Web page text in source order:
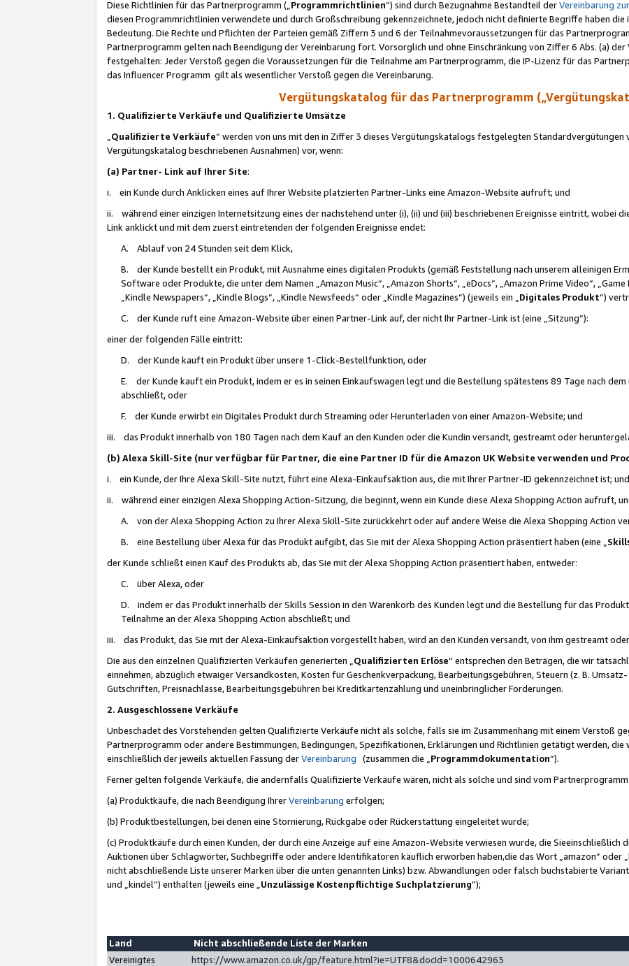
Diese Richtlinien für das Partnerprogramm („Programmrichtlinien“) sind durch Bezugnahme Bestandteil derVereinbarung
diesen Programmrichtlinien verwendete und durch Großschreibung gekennzeichnete, jedoch nicht definierte Begriffe haben die
Bedeutung. Die Rechte und Pflichten der Parteien gemäß Ziffern 3 und 6 der Teilnahmevoraussetzungen für das
Partnerprogramm gelten nach Beendigung der Vereinbarung fort. Vorsorglich und ohne Einschränkung von Ziffer 6 Abs. (a)
festgehalten: Jeder Verstoß gegen die Voraussetzungen für die Teilnahme am Partnerprogramm, die IP-Lizenz für das
das Influencer Programm gilt als wesentlicher Verstoß gegen die Vereinbarung.
Vergütungskatalog für das Partnerprogramm
1. Qualifizierte Verkäufe und Qualifizierte Umsätze
Qualifizierte Verkäufe“ werden von uns mit den in Ziffer 3 dieses Vergütungskatalogs festgelegten
Vergütungskatalog beschriebenen Ausnahmen) vor, wenn:
(a) Partner- Link auf Ihrer Site:
i. ein Kunde durch Anklicken eines auf Ihrer Website platzierten Partner-Links eine Amazon-Website aufruft; und
ii. während einer einzigen Internetsitzung eines der nachstehend unter (i), (ii) und (iii) beschriebenen Ereignisse eintritt, wobei
Link anklickt und mit dem zuerst eintretenden der folgenden Ereignisse endet:
A. Ablauf von 24 Stunden seit dem Klick,
B. der Kunde bestellt ein Produkt, mit Ausnahme eines digitalen Produkts (gemäß Feststellung nach unserem alleinigen
Software oder Produkte, die unter dem Namen „Amazon Music“, „Amazon Shorts“, „eDocs“, „Amazon Prime Video“,
„Kindle Newspapers“, „Kindle Blogs“, „Kindle Newsfeeds“ oder „Kindle Magazines“) (jeweils ein „ Digitales Produkt“)
C. der Kunde ruft eine Amazon-Website über einen Partner-Link auf, der nicht Ihr Partner-Link ist (eine „Sitzung“):
einer der folgenden Fälle eintritt:
D. der Kunde kauft ein Produkt über unsere 1-Click-Bestellfunktion, oder
E. der Kunde kauft ein Produkt, indem er es in seinen Einkaufswagen legt und die Bestellung spätestens 89 Tage nach
abschließt, oder
F. der Kunde erwirbt ein Digitales Produkt durch Streaming oder Herunterladen von einer Amazon-Website; und
iii. das Produkt innerhalb von 180 Tagen nach dem Kauf an den Kunden oder die Kundin versandt, gestreamt oder
(b) Alexa Skill-Site (nur verfügbar für Partner, die eine Partner ID für die Amazon UK Website verwenden und
i. ein Kunde, der Ihre Alexa Skill-Site nutzt, führt eine Alexa-Einkaufsaktion aus, die mit Ihrer Partner-ID gekennzeichnet ist; und
ii. während einer einzigen Alexa Shopping Action-Sitzung, die beginnt, wenn ein Kunde diese Alexa Shopping Action aufruft,
A. von der Alexa Shopping Action zu Ihrer Alexa Skill-Site zurückkehrt oder auf andere Weise die Alexa Shopping Action
B. eine Bestellung über Alexa für das Produkt aufgibt, das Sie mit der Alexa Shopping Action präsentiert haben (eine „
der Kunde schließt einen Kauf des Produkts ab, das Sie mit der Alexa Shopping Action präsentiert haben, entweder:
C. über Alexa, oder
D. indem er das Produkt innerhalb der Skills Session in den Warenkorb des Kunden legt und die Bestellung für das
Teilnahme an der Alexa Shopping Action abschließt; und
iii. das Produkt, das Sie mit der Alexa-Einkaufsaktion vorgestellt haben, wird an den Kunden versandt, von ihm gestreamt
Die aus den einzelnen Qualifizierten Verkäufen generierten „ Qualifizierten Erlöse“ entsprechen den Beträgen, die wir
einnehmen, abzüglich etwaiger Versandkosten, Kosten für Geschenkverpackung, Bearbeitungsgebühren, Steuern (z. B.
Gutschriften, Preisnachlässe, Bearbeitungsgebühren bei Kreditkartenzahlung und uneinbringlicher Forderungen.
2. Ausgeschlossene Verkäufe
Unbeschadet des Vorstehenden gelten Qualifizierte Verkäufe nicht als solche, falls sie im Zusammenhang mit einem Verstoß
Partnerprogramm oder andere Bestimmungen, Bedingungen, Spezifikationen, Erklärungen und Richtlinien getätigt werden,
einschließlich der jeweils aktuellen Fassung derVereinbarung (zusammen die „ Programmdokumentation“).
Ferner gelten folgende Verkäufe, die andernfalls Qualifizierte Verkäufe wären, nicht als solche und sind vom Partnerprogramm
(a) Produktkäufe, die nach Beendigung IhrerVereinbarung erfolgen;
(b) Produktbestellungen, bei denen eine Stornierung, Rückgabe oder Rückerstattung eingeleitet wurde;
(c) Produktkäufe durch einen Kunden, der durch eine Anzeige auf eine Amazon-Website verwiesen wurde, die Sieeinschließlich
Auktionen über Schlagwörter, Suchbegriffe oder andere Identifikatoren käuflich erworben haben,die das Wort „amazon“ oder
nicht abschließende Liste unserer Marken über die unten genannten Links) bzw. Abwandlungen oder falsch buchstabierte
und „kindel“) enthalten (jeweils eine „ Unzulässige Kostenpflichtige Suchplatzierung”);
Land
Nicht abschließende Liste der Marken
Vereinigtes
https://www.amazon.co.uk/gp/feature.html?ie=UTF8&docId=1000642963